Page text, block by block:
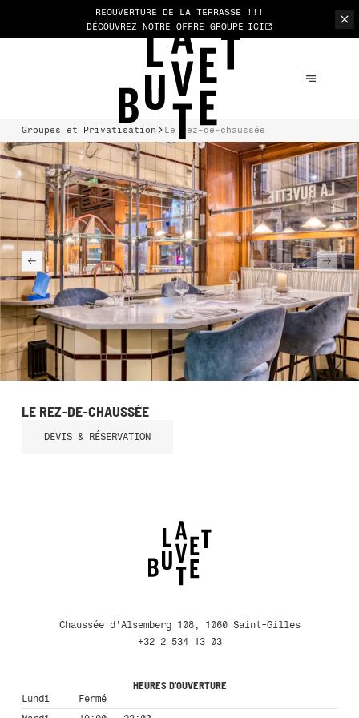
REOUVERTURE DE LA TERRASSE !!!
DÉCOUVREZ NOTRE OFFRE GROUPE ICI
Groupes et Privatisation Le rez-de-chaussée
LE REZ-DE-CHAUSSÉE
DEVIS & RÉSERVATION
Chaussée d'Alsemberg 108, 1060 Saint-Gilles
+32 2 534 13 03
HEURES D'OUVERTURE
Lundi
Fermé